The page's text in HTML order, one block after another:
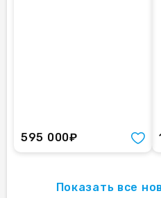
595 000₽
Показать все